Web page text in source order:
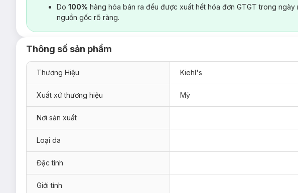
Do 100% hàng hóa bán ra đều được xuất hết hóa đơn GTGT trong
nguồn gốc rõ ràng.
Thông số sản phẩm
Thương Hiệu Kiehl's
Xuất xứ thương hiệu Mỹ
Nơi sản xuất
Loại da
Đặc tính
Giới tính